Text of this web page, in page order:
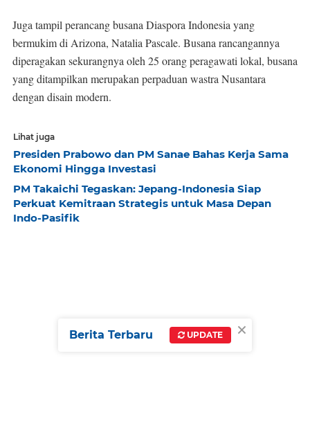
Juga tampil perancang busana Diaspora Indonesia yang
bermukim di Arizona, Natalia Pascale. Busana rancangannya
diperagakan sekurangnya oleh 25 orang peragawati lokal, busana
yang ditampilkan merupakan perpaduan wastra Nusantara
dengan disain modern.
Lihat juga
Presiden Prabowo dan PM Sanae Bahas Kerja Sama
Ekonomi Hingga Investasi
PM Takaichi Tegaskan: Jepang-Indonesia Siap
Perkuat Kemitraan Strategis untuk Masa Depan
Indo-Pasifik
×
Berita Terbaru UPDATE